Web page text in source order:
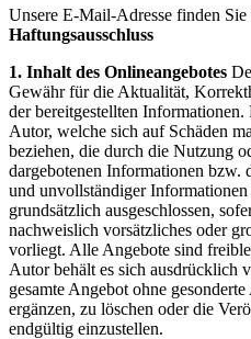
Unsere E-Mail-Adresse finden Sie
Haftungsausschluss
1. Inhalt des Onlineangebotes
Gewähr für die Aktualität,
der bereitgestellten Informationen.
Autor, welche sich auf Schäden
beziehen, die durch die Nutzung
dargebotenen Informationen bzw.
und unvollständiger
grundsätzlich ausgeschlossen,
nachweislich vorsätzliches oder
vorliegt. Alle Angebote sind
Autor behält es sich ausdrücklich
gesamte Angebot ohne
ergänzen, zu löschen oder die
endgültig einzustellen.